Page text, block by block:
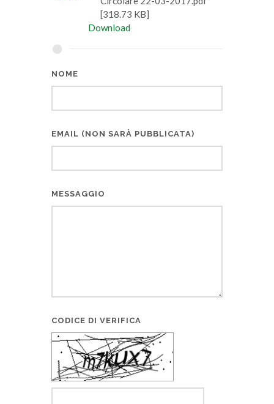
[318.73 KB]
Download
NOME
EMAIL (NON SARÀ PUBBLICATA)
MESSAGGIO
CODICE DI VERIFICA